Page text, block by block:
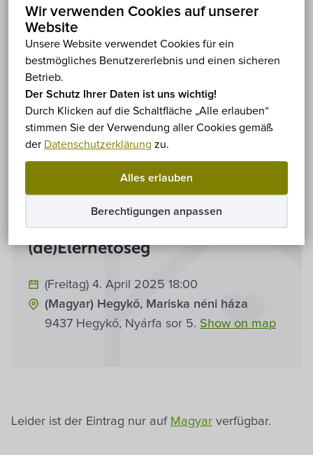
Wir verwenden Cookies auf unserer
Website
Unsere Website verwendet Cookies für ein
bestmögliches Benutzererlebnis und einen sicheren
Betrieb.
Der Schutz Ihrer Daten ist uns wichtig!
Durch Klicken auf die Schaltfläche „Alle erlauben“
stimmen Sie der Verwendung aller Cookies gemäß
der Datenschutzerklärung zu.
Alles erlauben
Berechtigungen anpassen
előadása
(Freitag) 4. April 2025 18:00
Nyárfa sor 5. Show on map
Free
Leider ist der Eintrag nur auf Magyar verfügbar.
(de)Információk
(de)Elérhetőség
(Freitag) 4. April 2025 18:00
(Magyar) Hegykő, Mariska néni háza
9437 Hegykő, Nyárfa sor 5. Show on map